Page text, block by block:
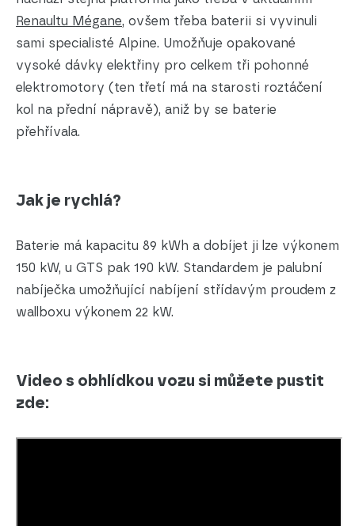
Renaultu Mégane, ovšem třeba baterii si vyvinuli
sami specialisté Alpine. Umožňuje opakované
vysoké dávky elektřiny pro celkem tři pohonné
elektromotory (ten třetí má na starosti roztáčení
kol na přední nápravě), aniž by se baterie
přehřívala.
Jak je rychlá?
Baterie má kapacitu 89 kWh a dobíjet ji lze výkonem
150 kW, u GTS pak 190 kW. Standardem je palubní
nabíječka umožňující nabíjení střídavým proudem z
wallboxu výkonem 22 kW.
Video s obhlídkou vozu si můžete pustit
zde: